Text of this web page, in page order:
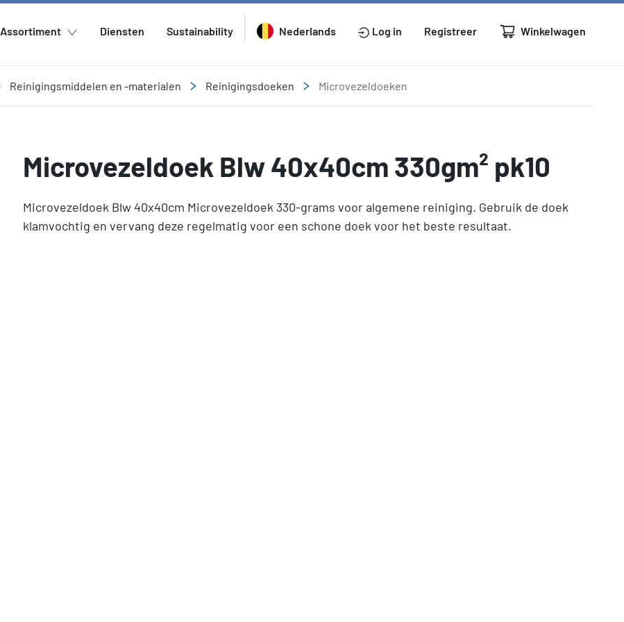
Assortiment Diensten Sustainability Nederlands Log in Registreer Winkelwagen
Reinigingsmiddelen en -materialen Reinigingsdoeken Microvezeldoeken
Microvezeldoek Blw 40x40cm 330gm² pk10
Microvezeldoek Blw 40x40cm Microvezeldoek 330-grams voor algemene reiniging. Gebruik de doek
klamvochtig en vervang deze regelmatig voor een schone doek voor het beste resultaat.